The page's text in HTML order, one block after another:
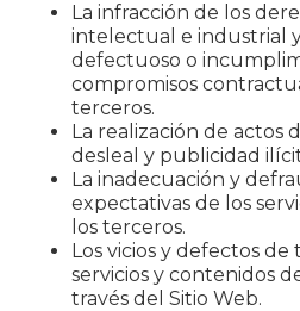
La infracción de los
intelectual e industrial
defectuoso o
compromisos
terceros.
La realización de actos
desleal y publicidad
La inadecuación y
expectativas de los
los terceros.
Los vicios y defectos de
servicios y contenidos
través del Sitio Web.